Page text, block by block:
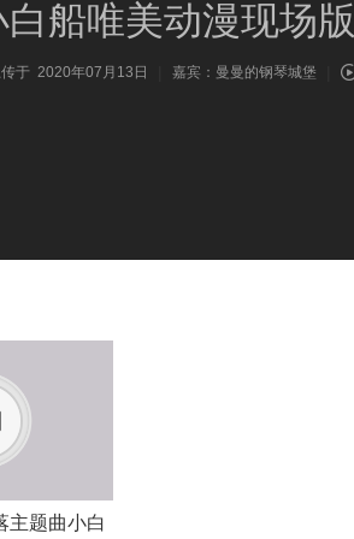
船唯美动漫现场版
于 2020年07月13日 嘉宾：曼曼的钢琴城堡
主题曲小白